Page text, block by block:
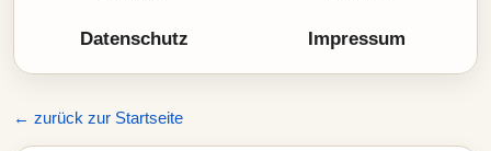
Datenschutz Impressum
← zurück zur Startseite